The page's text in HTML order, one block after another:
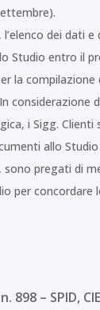
dei dati
Studio entro il
la compilazione
considerazione
i Sigg. Clienti
allo
sono pregati di
per concordare
898 – SPID,